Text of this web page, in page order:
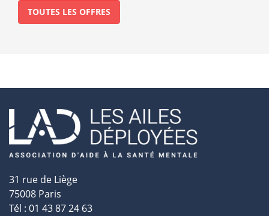
TOUTES LES OFFRES
31 rue de Liège
75008 Paris
Tél : 01 43 87 24 63